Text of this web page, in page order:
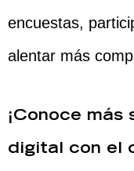
encuestas,
alentar más
¡Conoce
digital con el